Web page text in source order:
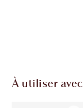
À utiliser avec